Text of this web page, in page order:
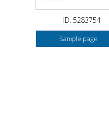
ID: 5283754
Sample page